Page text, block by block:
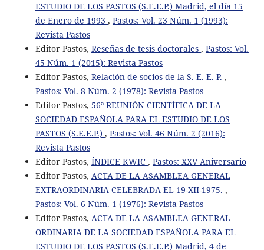
ESTUDIO DE LOS PASTOS (S.E.E.P.) Madrid, el día 15
de Enero de 1993 , Pastos: Vol. 23 Núm. 1 (1993):
Revista Pastos
Editor Pastos, Reseñas de tesis doctorales , Pastos: Vol.
45 Núm. 1 (2015): Revista Pastos
Editor Pastos, Relación de socios de la S. E. E. P. ,
Pastos: Vol. 8 Núm. 2 (1978): Revista Pastos
Editor Pastos, 56ª REUNIÓN CIENTÍFICA DE LA
SOCIEDAD ESPAÑOLA PARA EL ESTUDIO DE LOS
PASTOS (S.E.E.P.) , Pastos: Vol. 46 Núm. 2 (2016):
Revista Pastos
Editor Pastos, ÍNDICE KWIC , Pastos: XXV Aniversario
Editor Pastos, ACTA DE LA ASAMBLEA GENERAL
EXTRAORDINARIA CELEBRADA EL 19-XII-1975. ,
Pastos: Vol. 6 Núm. 1 (1976): Revista Pastos
Editor Pastos, ACTA DE LA ASAMBLEA GENERAL
ORDINARIA DE LA SOCIEDAD ESPAÑOLA PARA EL
ESTUDIO DE LOS PASTOS (S.E.E.P.) Madrid, 4 de